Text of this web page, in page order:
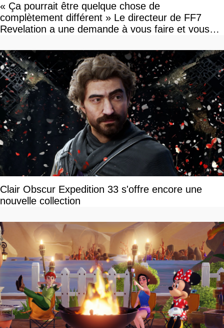
« Ça pourrait être quelque chose de
complètement différent » Le directeur de FF7
Revelation a une demande à vous faire et vous
Clair Obscur Expedition 33 s'offre encore une
nouvelle collection